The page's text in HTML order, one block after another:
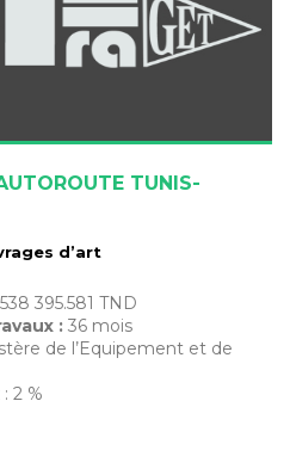
TUNIS-
d’art
395.581 TND
: 36 mois
de l’Equipement et de
: 2 %